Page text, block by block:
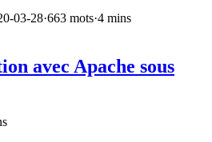
03-28·663 mots·4 mins
avec Apache sous